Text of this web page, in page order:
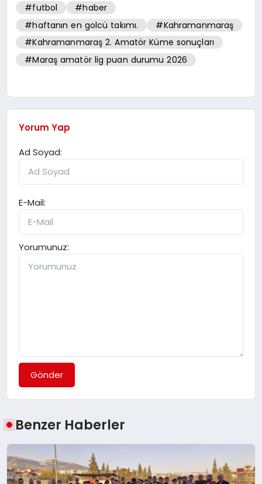
#futbol
#haber
#haftanın en golcü takımı.
#Kahramanmaraş
#Kahramanmaraş 2. Amatör Küme sonuçları
#Maraş amatör lig puan durumu 2026
Yorum Yap
Ad Soyad:
E-Mail:
Yorumunuz:
Gönder
Benzer Haberler